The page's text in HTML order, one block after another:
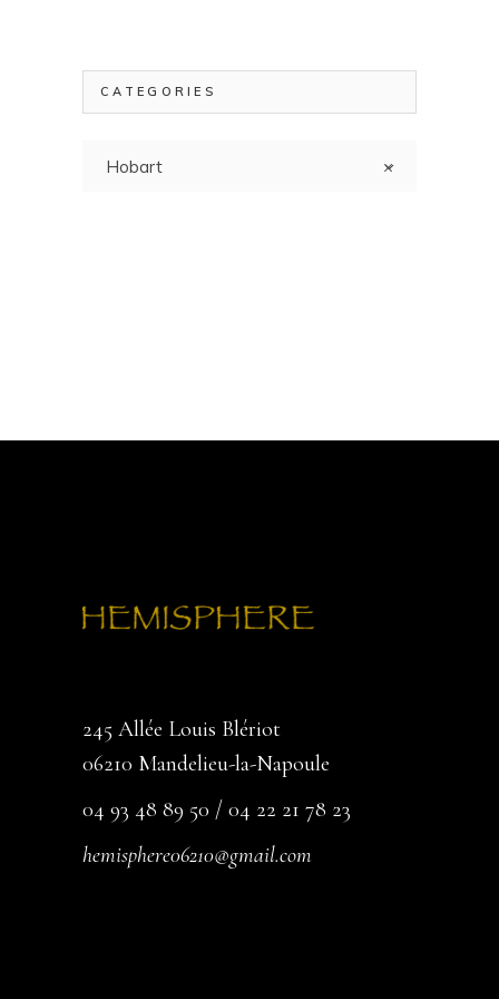
CATEGORIES
×
Hobart
245 Allée Louis Blériot
06210 Mandelieu-la-Napoule
04 93 48 89 50 / 04 22 21 78 23
hemisphere06210@gmail.com